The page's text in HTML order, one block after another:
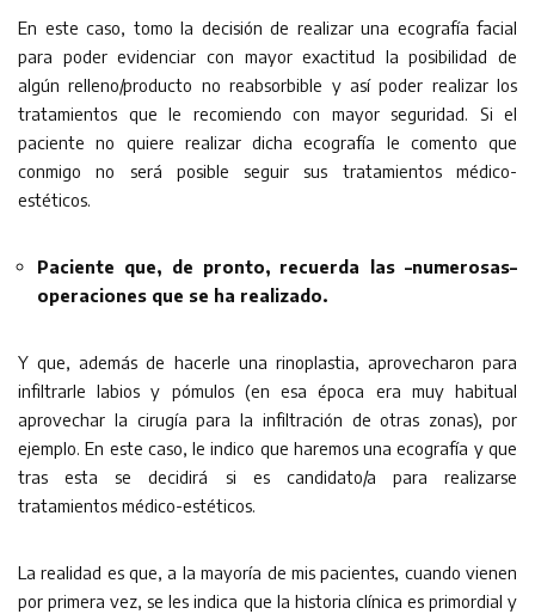
En este caso, tomo la decisión de realizar una ecografía facial
para poder evidenciar con mayor exactitud la posibilidad de
algún relleno/producto no reabsorbible y así poder realizar los
tratamientos que le recomiendo con mayor seguridad. Si el
paciente no quiere realizar dicha ecografía le comento que
conmigo no será posible seguir sus tratamientos médico-
estéticos.
Paciente que, de pronto, recuerda las –numerosas–
operaciones que se ha realizado.
Y que, además de hacerle una rinoplastia, aprovecharon para
infiltrarle labios y pómulos (en esa época era muy habitual
aprovechar la cirugía para la infiltración de otras zonas), por
ejemplo. En este caso, le indico que haremos una ecografía y que
tras esta se decidirá si es candidato/a para realizarse
tratamientos médico-estéticos.
La realidad es que, a la mayoría de mis pacientes, cuando vienen
por primera vez, se les indica que la historia clínica es primordial y